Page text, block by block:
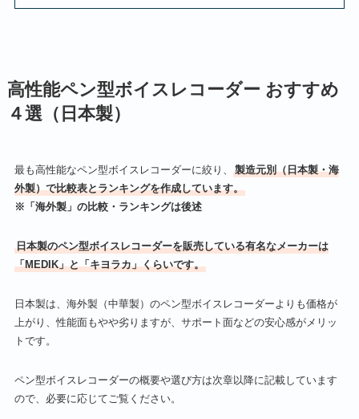
高性能ペン型ボイスレコーダー おすすめ
４選（日本製）
最も高性能なペン型ボイスレコーダーに絞り、
製造元別（日本製・海
外製）で比較表とランキングを作成しています。
※「海外製」の比較・ランキングは後述
日本製のペン型ボイスレコーダーを販売している有名なメーカーは
「MEDIK」と「キヨラカ」くらいです。
日本製は、海外製（中華製）のペン型ボイスレコーダーよりも価格が
上がり、性能面もやや劣りますが、サポート面などの安心感がメリッ
トです。
ペン型ボイスレコーダーの概要や選び方は次章以降に記載しています
ので、必要に応じてご覧ください。